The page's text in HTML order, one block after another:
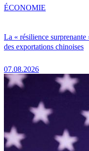
La « résilience
des exportations chinoises
07.08.2026
ÉCONOMIE